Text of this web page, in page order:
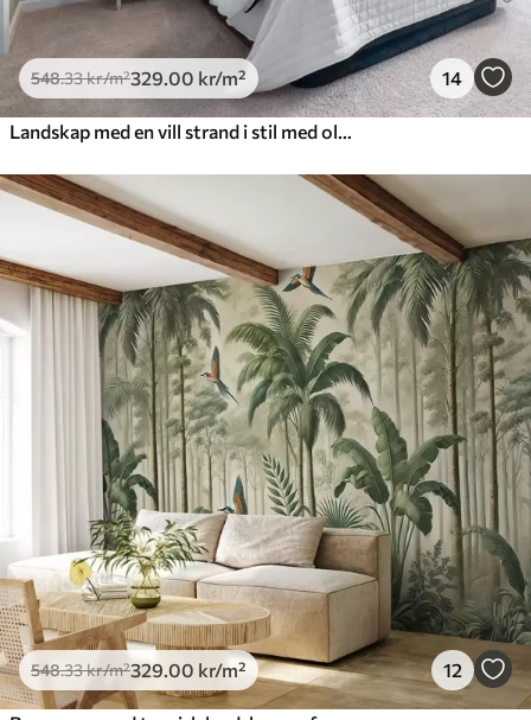
548.33kr/m²329 .00 kr/m² 14
548.33kr/m²329 .00 kr/m² 12